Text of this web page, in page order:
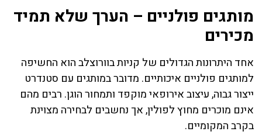
מותגים פולניים – הערך שלא תמיד
מכירים
אחד היתרונות הגדולים של קניות בוורוצלב הוא החשיפה
למותגים פולניים איכותיים. מדובר במותגים עם סטנדרט
ייצור גבוה, עיצוב אירופאי מוקפד ותמחור הוגן. רבים מהם
אינם מוכרים מחוץ לפולין, אך נחשבים לבחירה מצוינת
בקרב המקומיים.